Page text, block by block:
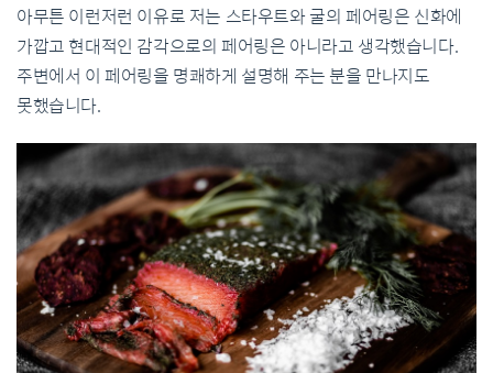
아무튼 이런저런 이유로 저는 스타우트와 굴의 페어링은 신화에
가깝고 현대적인 감각으로의 페어링은 아니라고 생각했습니다.
주변에서 이 페어링을 명쾌하게 설명해 주는 분을 만나지도
못했습니다.